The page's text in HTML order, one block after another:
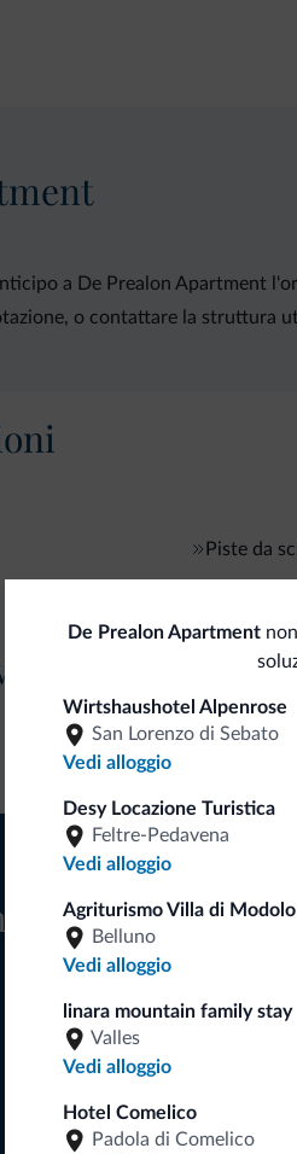
a De Prealon Apartment
o contattare la struttura
Piste da
De Prealon Apartmentnon
Wirtshaushotel Alpenrose
San Lorenzo di Sebato
Vedi alloggio
Desy Locazione Turistica
Feltre-Pedavena
Vedi alloggio
Agriturismo Villa di
Belluno
Vedi alloggio
linara mountain family stay
Valles
Vedi alloggio
Hotel Comelico
Padola di Comelico
Dolomiti.it
Tariffe